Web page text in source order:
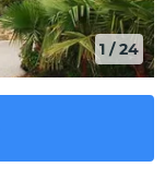
1 /24